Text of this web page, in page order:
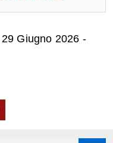
29 Giugno 2026 -